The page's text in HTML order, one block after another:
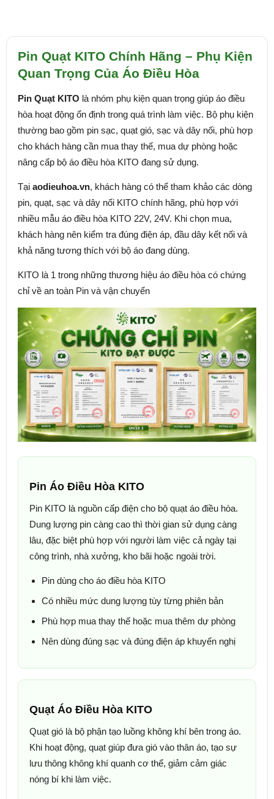
Pin Quạt KITO Chính Hãng – Phụ Kiện
Quan Trọng Của Áo Điều Hòa
Pin Quạt KITO là nhóm phụ kiện quan trọng giúp áo điều
hòa hoạt động ổn định trong quá trình làm việc. Bộ phụ kiện
thường bao gồm pin sạc, quạt gió, sạc và dây nối, phù hợp
cho khách hàng cần mua thay thế, mua dự phòng hoặc
nâng cấp bộ áo điều hòa KITO đang sử dụng.
Tại aodieuhoa.vn, khách hàng có thể tham khảo các dòng
pin, quạt, sạc và dây nối KITO chính hãng, phù hợp với
nhiều mẫu áo điều hòa KITO 22V, 24V. Khi chọn mua,
khách hàng nên kiểm tra đúng điện áp, đầu dây kết nối và
khả năng tương thích với bộ áo đang dùng.
KITO là 1 trong những thương hiệu áo điều hòa có chứng
chỉ về an toàn Pin và vận chuyển
Pin Áo Điều Hòa KITO
Pin KITO là nguồn cấp điện cho bộ quạt áo điều hòa.
Dung lượng pin càng cao thì thời gian sử dụng càng
lâu, đặc biệt phù hợp với người làm việc cả ngày tại
công trình, nhà xưởng, kho bãi hoặc ngoài trời.
Pin dùng cho áo điều hòa KITO
Có nhiều mức dung lượng tùy từng phiên bản
Phù hợp mua thay thế hoặc mua thêm dự phòng
Nên dùng đúng sạc và đúng điện áp khuyến nghị
Quạt Áo Điều Hòa KITO
Quạt gió là bộ phận tạo luồng không khí bên trong áo.
Khi hoạt động, quạt giúp đưa gió vào thân áo, tạo sự
lưu thông không khí quanh cơ thể, giảm cảm giác
nóng bí khi làm việc.